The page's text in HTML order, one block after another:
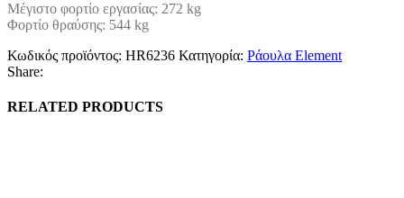
Μέγιστο φορτίο εργασίας: 272 kg
Φορτίο θραύσης: 544 kg
Κωδικός προϊόντος: HR6236 Κατηγορία: Ράουλα Element
Share:
RELATED PRODUCTS